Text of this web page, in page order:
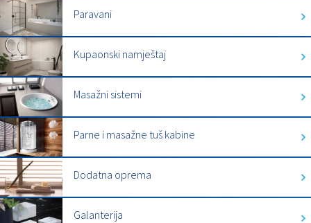
Paravani
Kupaonski namještaj
Masažni sistemi
Parne i masažne tuš kabine
Dodatna oprema
Galanterija